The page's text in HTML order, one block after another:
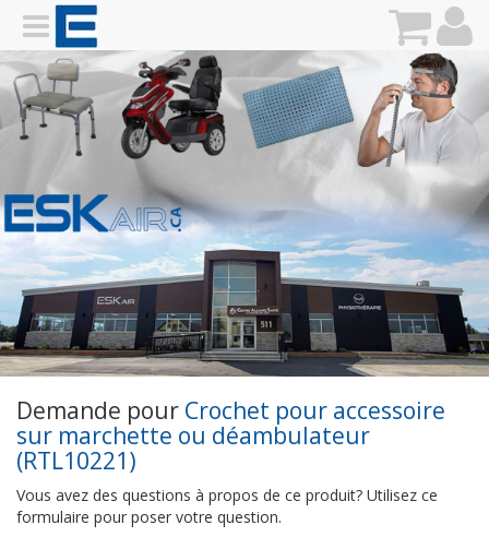
Demande pour Crochet pour accessoire
sur marchette ou déambulateur
(RTL10221)
Vous avez des questions à propos de ce produit? Utilisez ce
formulaire pour poser votre question.